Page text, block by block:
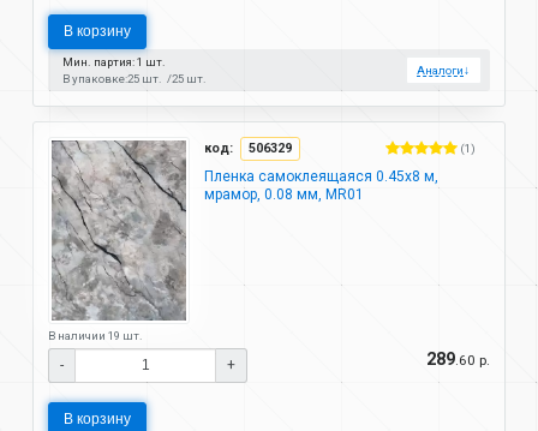
В корзину
Мин. партия: 1 шт.
В упаковке:25 шт. 25 шт.
Аналоги↓
код: 506329 (1)
Пленка самоклеящаяся 0.45х8 м,
мрамор, 0.08 мм, MR01
В наличии 19 шт.
- + 289.60 р.
В корзину